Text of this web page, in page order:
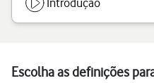
Introdução
Escolha as definições